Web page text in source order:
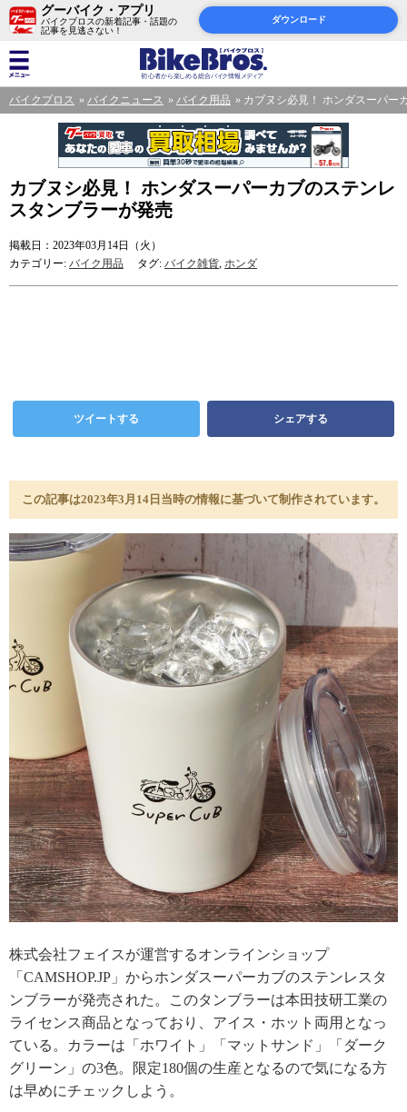
グーバイク・アプリ
バイクブロスの新着記事・話題の
記事を見逃さない！
ダウンロード
バイクブロス バイクニュース バイク用品 カブヌシ必見！ ホンダスーパー
カブヌシ必見！ ホンダスーパーカブのステンレ
スタンブラーが発売
掲載日：2023年03月14日（火）
カテゴリー: バイク用品 タグ: バイク雑貨, ホンダ
ツイートする シェアする
この記事は2023年3月14日当時の情報に基づいて制作されています。
株式会社フェイスが運営するオンラインショップ
「CAMSHOP.JP」からホンダスーパーカブのステンレスタ
ンブラーが発売された。このタンブラーは本田技研工業の
ライセンス商品となっており、アイス・ホット両用となっ
ている。カラーは「ホワイト」「マットサンド」「ダーク
グリーン」の3色。限定180個の生産となるので気になる方
は早めにチェックしよう。